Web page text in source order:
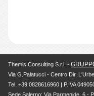
Themis Consulting S.r.l. -
Via G.Palatucci - Centro Dir.
Tel. +39 0828616960 | P.IVA
Sede Salerno: Via Parmenide, 6 -